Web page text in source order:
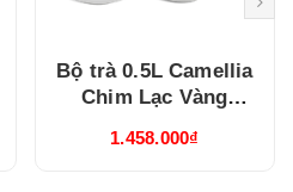
Bộ trà 0.5L Camellia
Chim Lạc Vàng
1.458.000₫